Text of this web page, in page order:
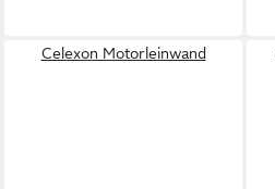
Celexon Motorleinwand